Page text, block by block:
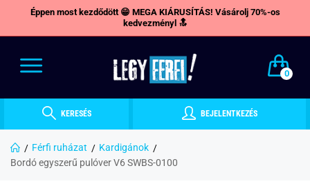
Éppen most kezdődött 😁 MEGA KIÁRUSÍTÁS! Vásárolj 70%-os
kedvezményl 🔝
0
KERESÉS BEJELENTKEZÉS
Férfi ruházat
Kardigánok
Bordó egyszerű pulóver V6 SWBS-0100